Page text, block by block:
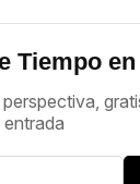
Tiempo
entrada